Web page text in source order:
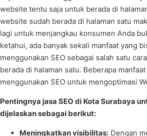
website tentu saja untuk berada di
website sudah berada di halaman satu
lagi untuk menjangkau konsumen Anda
ketahui, ada banyak sekali manfaat yang
menggunakan SEO sebagai salah satu
berada di halaman satu. Beberapa
menggunakan SEO untuk mengoptimasi
Pentingnya jasa SEO di Kota Surabaya
dijelaskan sebagai berikut:
Meningkatkan visibilitas: Dengan